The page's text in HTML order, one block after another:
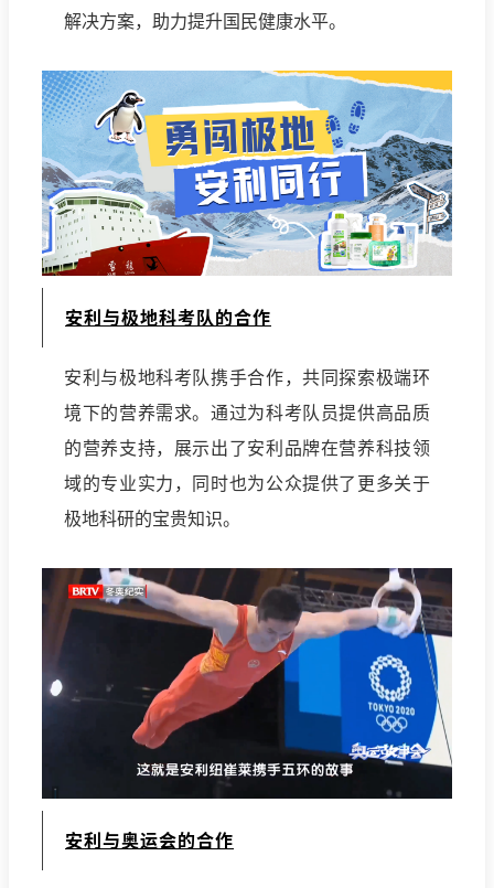
解决方案，助力提升国民健康水平。
安利与极地科考队的合作
安利与极地科考队携手合作，共同探索极端环
境下的营养需求。通过为科考队员提供高品质
的营养支持，展示出了安利品牌在营养科技领
域的专业实力，同时也为公众提供了更多关于
极地科研的宝贵知识。
安利与奥运会的合作